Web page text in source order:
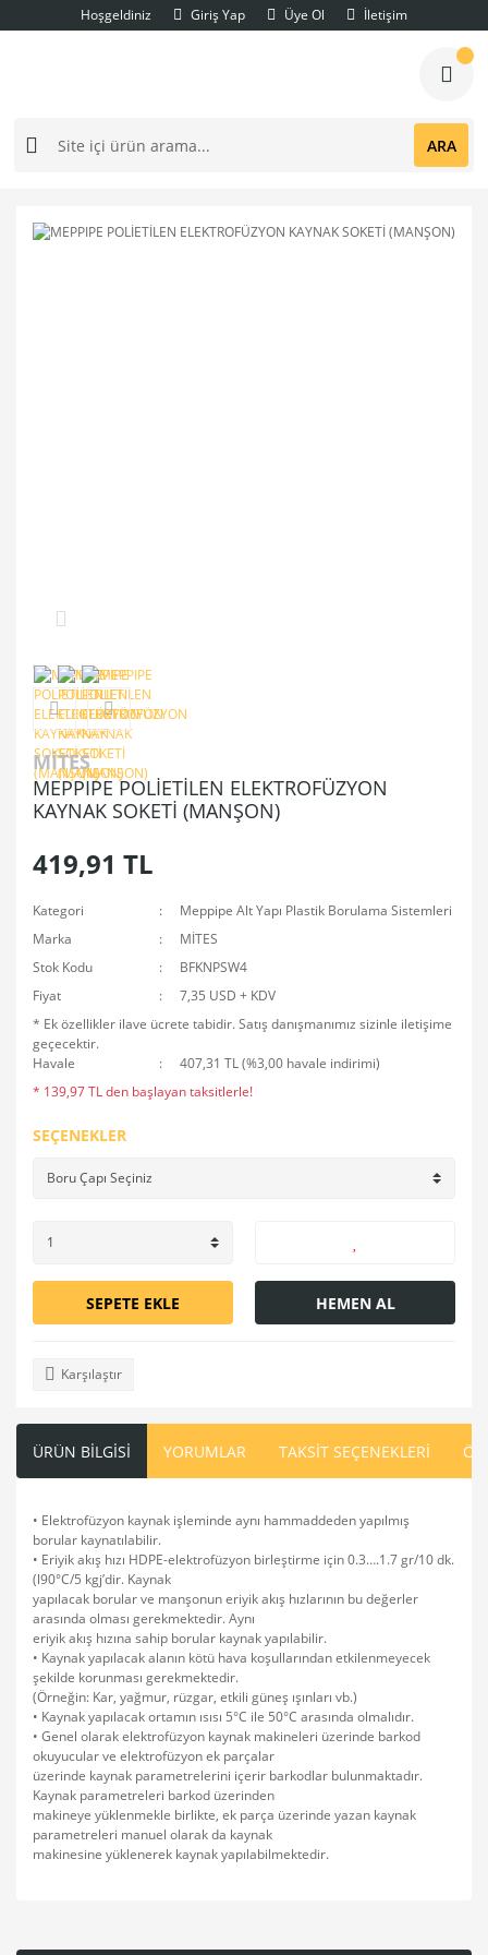
Hoşgeldiniz Giriş Yap Üye Ol İletişim
ARA
MİTES
MEPPIPE POLİETİLEN ELEKTROFÜZYON
KAYNAK SOKETİ (MANŞON)
419,91 TL
Kategori
Meppipe Alt Yapı Plastik Borulama Sistemleri
Marka
MİTES
Stok Kodu
BFKNPSW4
Fiyat
7,35 USD + KDV
* Ek özellikler ilave ücrete tabidir. Satış danışmanımız sizinle iletişime
geçecektir.
Havale
407,31 TL (%3,00 havale indirimi)
* 139,97 TL den başlayan taksitlerle!
SEÇENEKLER
SEPETE EKLE HEMEN AL
Karşılaştır
ÜRÜN BİLGİSİ YORUMLAR TAKSİT SEÇENEKLERİ
• Elektrofüzyon kaynak işleminde aynı hammaddeden yapılmış
borular kaynatılabilir.
• Eriyik akış hızı HDPE-elektrofüzyon birleştirme için 0.3….1.7 gr/10 dk.
(l90°C/5 kgj’dir. Kaynak
yapılacak borular ve manşonun eriyik akış hızlarının bu değerler
arasında olması gerekmektedir. Aynı
eriyik akış hızına sahip borular kaynak yapılabilir.
• Kaynak yapılacak alanın kötü hava koşullarından etkilenmeyecek
şekilde korunması gerekmektedir.
(Örneğin: Kar, yağmur, rüzgar, etkili güneş ışınları vb.)
• Kaynak yapılacak ortamın ısısı 5°C ile 50°C arasında olmalıdır.
• Genel olarak elektrofüzyon kaynak makineleri üzerinde barkod
okuyucular ve elektrofüzyon ek parçalar
üzerinde kaynak parametrelerini içerir barkodlar bulunmaktadır.
Kaynak parametreleri barkod üzerinden
makineye yüklenmekle birlikte, ek parça üzerinde yazan kaynak
parametreleri manuel olarak da kaynak
makinesine yüklenerek kaynak yapılabilmektedir.
kullanarak tarafımıza iletebilirsiniz.